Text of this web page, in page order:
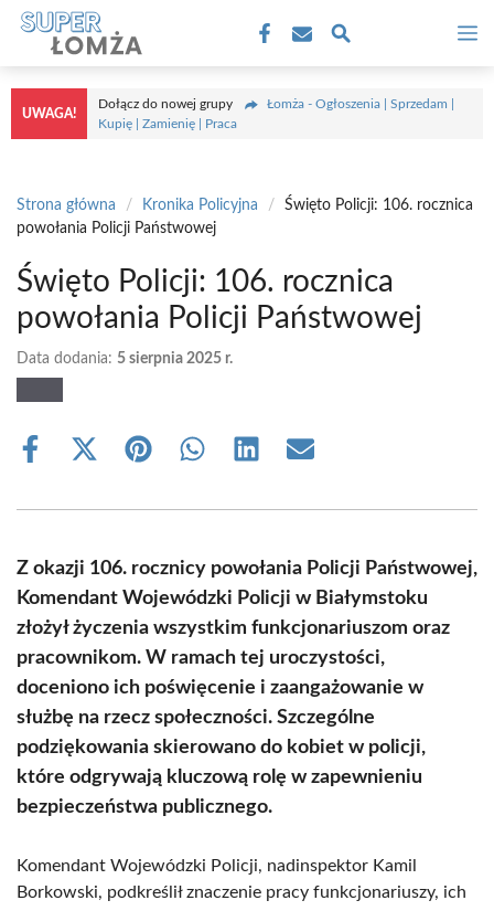
Przejdź
treści
UWAGA!
Dołącz do nowej grupy
Łomża - Ogłoszenia | Sprzedam |
Kupię | Zamienię | Praca
Strona główna / Kronika Policyjna /
Święto Policji: 106. rocznica
powołania Policji Państwowej
Święto Policji: 106. rocznica
powołania Policji Państwowej
Data dodania: 5 sierpnia 2025 r.
Share
Share
(Twitter)
Share Share Share Share
Z okazji 106. rocznicy powołania Policji Państwowej,
Komendant Wojewódzki Policji w Białymstoku
złożył życzenia wszystkim funkcjonariuszom oraz
pracownikom. W ramach tej uroczystości,
doceniono ich poświęcenie i zaangażowanie w
służbę na rzecz społeczności. Szczególne
podziękowania skierowano do kobiet w policji,
które odgrywają kluczową rolę w zapewnieniu
bezpieczeństwa publicznego.
Komendant Wojewódzki Policji, nadinspektor Kamil
Borkowski, podkreślił znaczenie pracy funkcjonariuszy, ich